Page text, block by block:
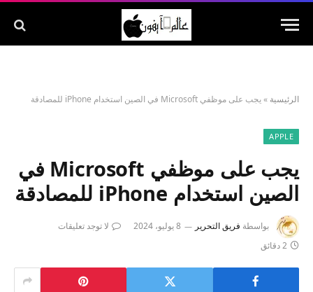
الرئيسية »يجب على موظفي Microsoft في الصين استخدام iPhone للمصادقة
APPLE
يجب على موظفي Microsoft في
الصين استخدام iPhone للمصادقة
بواسطة فريق التحرير 8 يوليو، 2024
لا توجد تعليقات
2 دقائق